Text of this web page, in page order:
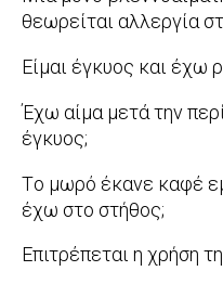
θεωρείται αλλεργία
07-
04
Είμαι έγκυος και έχω
04-
Έχω αίμα μετά την
έγκυος;
03-
Tο μωρό έκανε καφέ
έχω στο στήθος;
Επιτρέπεται η χρήση